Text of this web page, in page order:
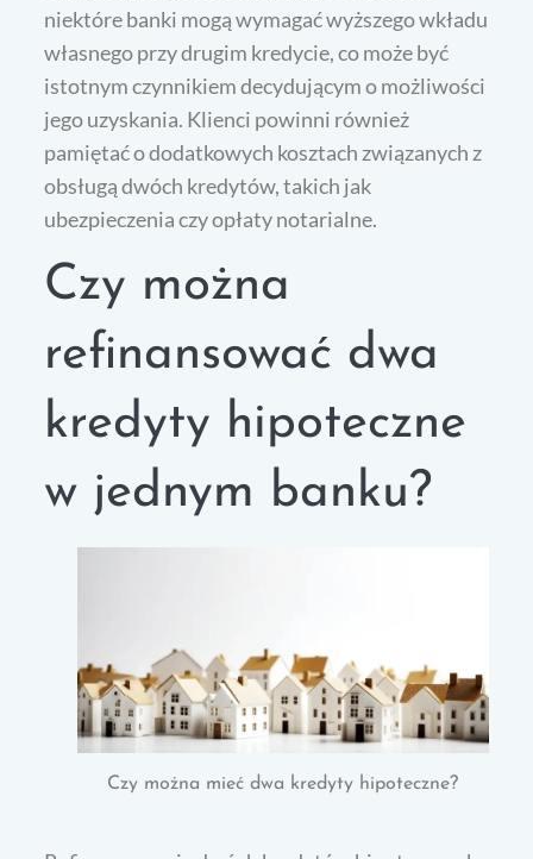
niektóre banki mogą wymagać wyższego wkładu
własnego przy drugim kredycie, co może być
istotnym czynnikiem decydującym o możliwości
jego uzyskania. Klienci powinni również
pamiętać o dodatkowych kosztach związanych z
obsługą dwóch kredytów, takich jak
ubezpieczenia czy opłaty notarialne.
Czy można
refinansować dwa
kredyty hipoteczne
w jednym banku?
Czy można mieć dwa kredyty hipoteczne?